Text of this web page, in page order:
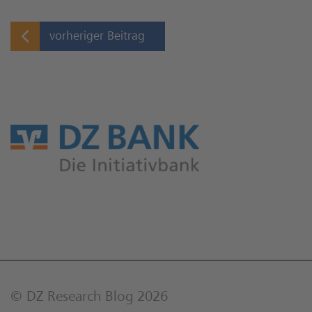
vorheriger Beitrag
© DZ Research Blog 2026